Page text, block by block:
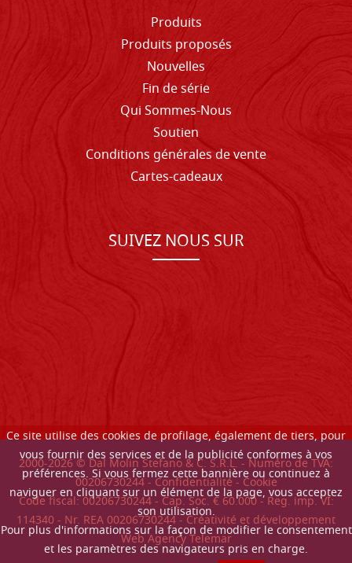
Ce site utilise des cookies de profilage, également de tiers, pour
vous fournir des services et de la publicité conformes à vos
préférences. Si vous fermez cette bannière ou continuez à
naviguer en cliquant sur un élément de la page, vous acceptez
son utilisation.
Pour plus d'informations sur la façon de modifier le consentement
et les paramètres des navigateurs pris en charge.
Produits
Produits proposés
Nouvelles
Fin de série
Qui Sommes-Nous
Soutien
Conditions générales de vente
Cartes-cadeaux
SUIVEZ NOUS SUR
2000-2026© Dal Molin Stefano & C. S.R.L. - Numéro de TVA:
00206730244 -Confidentialité-Cookie
Code fiscal: 00206730244 - Cap. Soc. € 60.000 - Reg. imp. VI:
114340 - Nr. REA 00206730244 - Créativité et développement
Web Agency Telemar